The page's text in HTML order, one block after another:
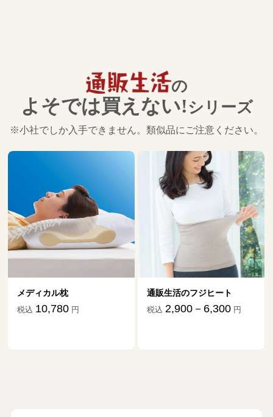
の
よそでは買えない!シリーズ
※小社でしか入手できません。類似品にご注意ください。
メディカル枕
税込 10,780 円
通販生活のフジヒート
税込 2,900－6,300 円